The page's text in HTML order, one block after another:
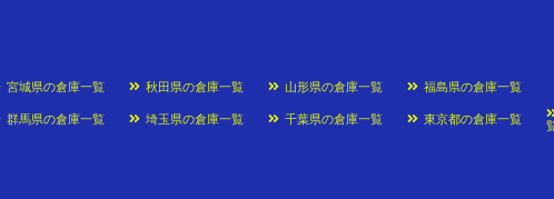
宮城県の倉庫一覧 秋田県の倉庫一覧 山形県の倉庫一覧
福島県の倉庫一覧
群馬県の倉庫一覧 埼玉県の倉庫一覧 千葉県の倉庫一覧 東京都の倉庫一覧